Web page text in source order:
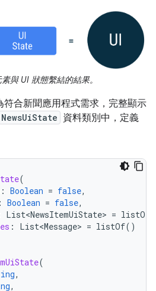
與 UI 狀態繫結的結果。
合新聞應用程式需求，完整顯示
NewsUiState 資料類別中，定義
(
: Boolean = false,
: Boolean = false,
List<NewsItemUiState> = listOf
: List<Message> = listOf()
(
,
,